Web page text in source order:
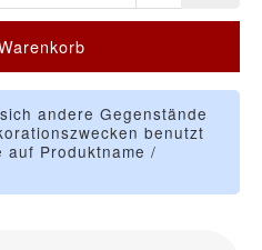
andere Gegenstände
benutzt
auf Produktname /